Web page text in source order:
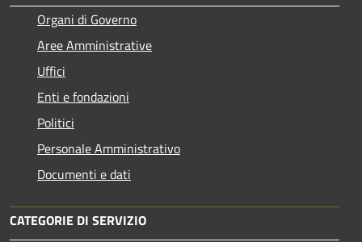
Organi di Governo
Aree Amministrative
Uffici
Enti e fondazioni
Politici
Personale Amministrativo
Documenti e dati
CATEGORIE DI SERVIZIO